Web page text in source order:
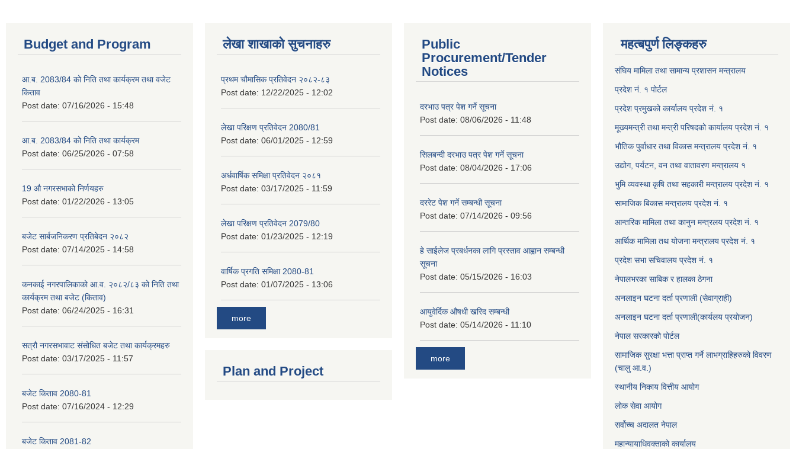
Budget and Program
आ.ब. 2083/84 को निति तथा कार्यक्रम तथा वजेट
किताव
Post date: 07/16/2026 - 15:48
आ.ब. 2083/84 को निति तथा कार्यक्रम
Post date: 06/25/2026 - 07:58
19 औ नगरसभाको निर्णयहरु
Post date: 01/22/2026 - 13:05
बजेट सार्बजनिकरण प्रतिबेदन २०८२
Post date: 07/14/2025 - 14:58
कनकाई नगरपालिकाको आ.व. २०८२/८३ को निति तथा
कार्यक्रम तथा बजेट (किताव)
Post date: 06/24/2025 - 16:31
सत्रौ नगरसभावाट संसोधित बजेट तथा कार्यक्रमहरु
Post date: 03/17/2025 - 11:57
बजेट किताव 2080-81
Post date: 07/16/2024 - 12:29
बजेट किताव 2081-82
लेखा शाखाको सुचनाहरु
प्रथम चौमासिक प्रतिवेदन २०८२-८३
Post date: 12/22/2025 - 12:02
लेखा परिक्षण प्रतिवेदन 2080/81
Post date: 06/01/2025 - 12:59
अर्धवार्षिक समिक्षा प्रतिवेदन २०८१
Post date: 03/17/2025 - 11:59
लेखा परिक्षण प्रतिवेदन 2079/80
Post date: 01/23/2025 - 12:19
वार्षिक प्रगति समिक्षा 2080-81
Post date: 01/07/2025 - 13:06
more
Plan and Project
Public
Procurement/Tender
Notices
दरभाउ पत्र पेश गर्ने सूचना
Post date: 08/06/2026 - 11:48
सिलबन्दी दरभाउ पत्र पेश गर्ने सूचना
Post date: 08/04/2026 - 17:06
दररेट पेश गर्ने सम्बन्धी सूचना
Post date: 07/14/2026 - 09:56
हे साईलेज प्रबर्धनका लागि प्रस्ताव आह्वान सम्बन्धी
सूचना
Post date: 05/15/2026 - 16:03
आयुवेर्दिक औषधी खरिद सम्बन्धी
Post date: 05/14/2026 - 11:10
more
महत्बपुर्ण लिङ्कहरु
संघिय मामिला तथा सामान्य प्रशासन मन्त्रालय
प्रदेश नं. १ पोर्टल
प्रदेश प्रमुखको कार्यालय प्रदेश नं. १
मूख्यमन्त्री तथा मन्त्री परिषदको कार्यालय प्रदेश नं. १
भौतिक पुर्वाधार तथा विकास मन्त्रालय प्रदेश नं. १
उद्योग, पर्यटन, वन तथा वातावरण मन्त्रालय १
भुमि व्यवस्था कृषि तथा सहकारी मन्त्रालय प्रदेश नं. १
सामाजिक बिकास मन्त्रालय प्रदेश नं. १
आन्तरिक मामिला तथा कानुन मन्त्रलय प्रदेश नं. १
आर्थिक मामिला तथ योजना मन्त्रालय प्रदेश नं. १
प्रदेश सभा सचिवालय प्रदेश नं. १
नेपालभरका साबिक र हालका ठेगना
अनलाइन घटना दर्ता प्रणाली (सेवाग्राही)
अनलाइन घटना दर्ता प्रणाली(कार्यलय प्रयोजन)
नेपाल सरकारको पोर्टल
सामाजिक सुरक्षा भत्ता प्राप्त गर्ने लाभग्राहिहरुको विवरण
(चालु आ.व.)
स्थानीय निकाय वित्तीय आयोग
लोक सेवा आयोग
सर्वोच्च अदालत नेपाल
महान्यायाधिवक्ताको कार्यालय